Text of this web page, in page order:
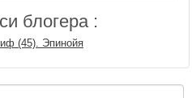
блогера :
(45). Эпинойя